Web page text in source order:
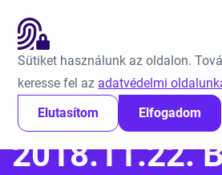
Sütiket használunk az oldalon.
keresse fel az adatvédelmi
Elutasítom
Elfogadom
Ugrás a tartalomra
Vidar
Master Pitch
2018.11.22.